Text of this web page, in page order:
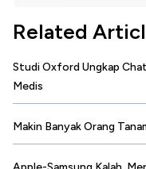
Related
Studi Oxford Ungkap
Medis
Makin Banyak Orang